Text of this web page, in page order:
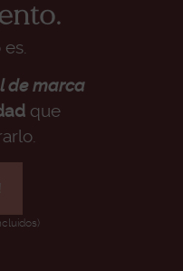
de marca
que